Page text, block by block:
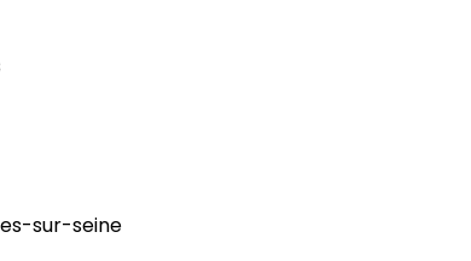
sur-seine